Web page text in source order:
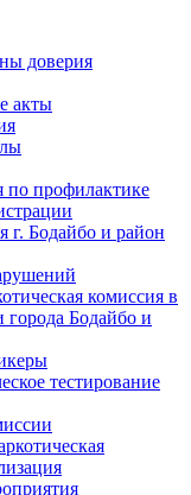
доверия
акты
по профилактике
г. Бодайбо и район
комиссия в
Бодайбо и
тестирование